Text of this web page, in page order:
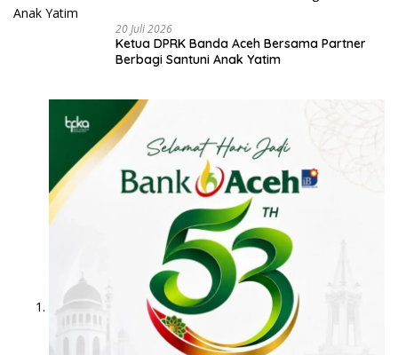
20 Juli 2026
Ketua DPRK Banda Aceh Bersama Partner
Berbagi Santuni Anak Yatim